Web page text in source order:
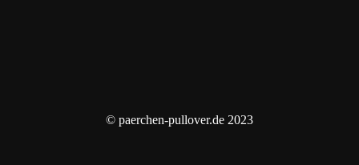
© paerchen-pullover.de 2023